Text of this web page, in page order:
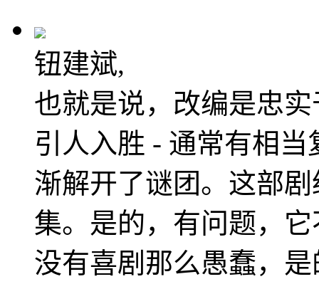
钮建斌,
也就是说，改编是忠
引人入胜 - 通常有相
渐解开了谜团。这部
集。是的，有问题，
没有喜剧那么愚蠢，